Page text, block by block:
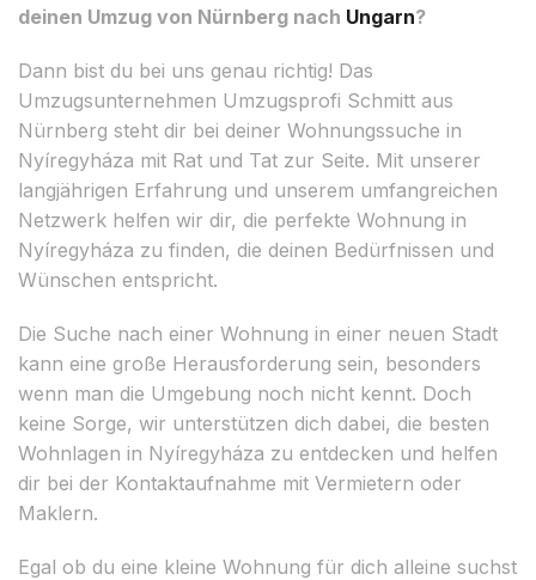
deinen Umzug von Nürnberg nach Ungarn?
Dann bist du bei uns genau richtig! Das
Umzugsunternehmen Umzugsprofi Schmitt aus
Nürnberg steht dir bei deiner Wohnungssuche in
Nyíregyháza mit Rat und Tat zur Seite. Mit unserer
langjährigen Erfahrung und unserem umfangreichen
Netzwerk helfen wir dir, die perfekte Wohnung in
Nyíregyháza zu finden, die deinen Bedürfnissen und
Wünschen entspricht.
Die Suche nach einer Wohnung in einer neuen Stadt
kann eine große Herausforderung sein, besonders
wenn man die Umgebung noch nicht kennt. Doch
keine Sorge, wir unterstützen dich dabei, die besten
Wohnlagen in Nyíregyháza zu entdecken und helfen
dir bei der Kontaktaufnahme mit Vermietern oder
Maklern.
Egal ob du eine kleine Wohnung für dich alleine suchst